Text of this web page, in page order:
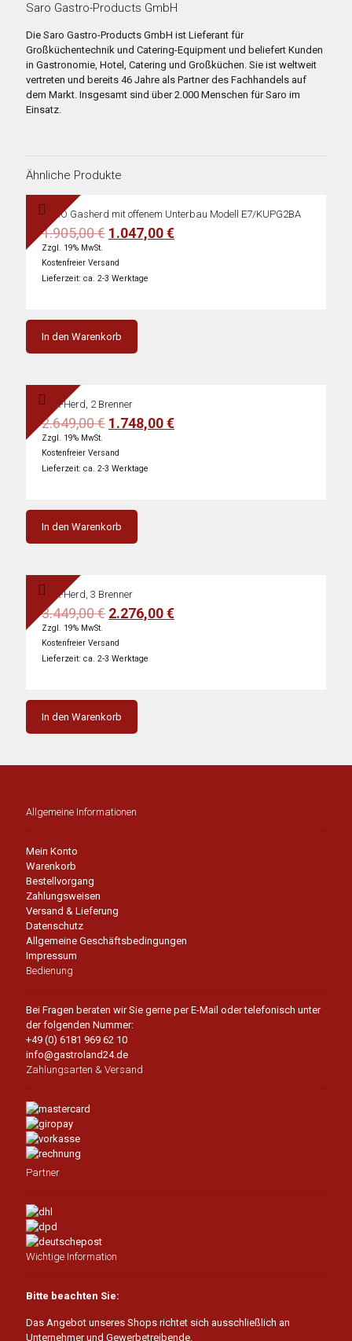
Saro Gastro-Products GmbH
Die Saro Gastro-Products GmbH ist Lieferant für
Großküchentechnik und Catering-Equipment und beliefert Kunden
in Gastronomie, Hotel, Catering und Großküchen. Sie ist weltweit
vertreten und bereits 46 Jahre als Partner des Fachhandels auf
dem Markt. Insgesamt sind über 2.000 Menschen für Saro im
Einsatz.
Ähnliche Produkte
SARO Gasherd mit offenem Unterbau Modell E7/KUPG2BA
1.905,00€ Ursprünglicher
war:
1.905,00 €
1.047,00€Aktueller
Zzgl. 19% MwSt.
Kostenfreier Versand
Lieferzeit: ca. 2-3 Werktage
In den Warenkorb
Wok-Herd, 2 Brenner
2.649,00€ Ursprünglicher
war:
2.649,00 €
1.748,00€Aktueller
Zzgl. 19% MwSt.
Kostenfreier Versand
Lieferzeit: ca. 2-3 Werktage
In den Warenkorb
Wok-Herd, 3 Brenner
3.449,00€ Ursprünglicher
war:
3.449,00 €
2.276,00€Aktueller
Zzgl. 19% MwSt.
Kostenfreier Versand
Lieferzeit: ca. 2-3 Werktage
In den Warenkorb
Allgemeine Informationen
Mein Konto
Warenkorb
Bestellvorgang
Zahlungsweisen
Versand & Lieferung
Datenschutz
Allgemeine Geschäftsbedingungen
Impressum
Bedienung
Bei Fragen beraten wir Sie gerne per E-Mail oder telefonisch unter
der folgenden Nummer:
+49 (0) 6181 969 62 10
info@gastroland24.de
Zahlungsarten & Versand
Partner
Wichtige Information
Bitte beachten Sie:
Das Angebot unseres Shops richtet sich ausschließlich an
Unternehmer und Gewerbetreibende.